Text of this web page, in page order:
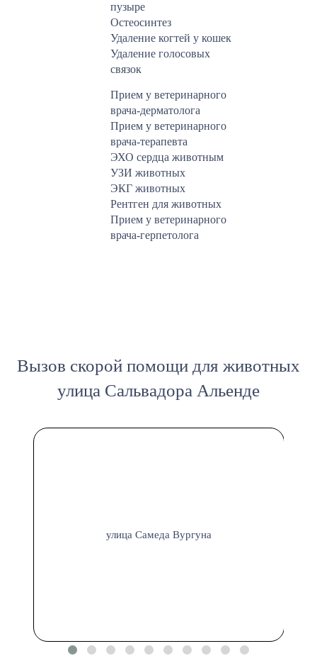
пузыре
Остеосинтез
Удаление когтей у кошек
Удаление голосовых
связок
Прием у ветеринарного
врача-дерматолога
Прием у ветеринарного
врача-терапевта
ЭХО сердца животным
УЗИ животных
ЭКГ животных
Рентген для животных
Прием у ветеринарного
врача-герпетолога
Вызов скорой помощи для животных
улица Сальвадора Альенде
улица Самеда Вургуна